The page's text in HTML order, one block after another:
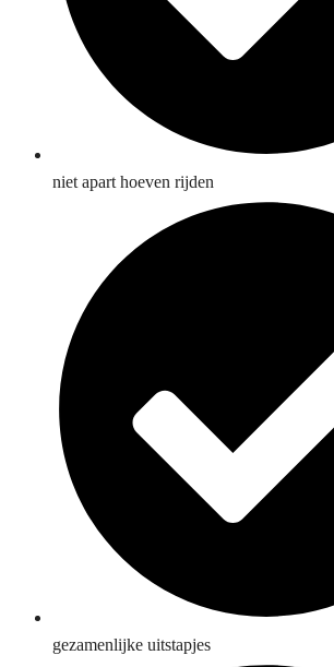
niet apart hoeven rijden
gezamenlijke uitstapjes